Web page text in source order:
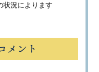
況によります
メント